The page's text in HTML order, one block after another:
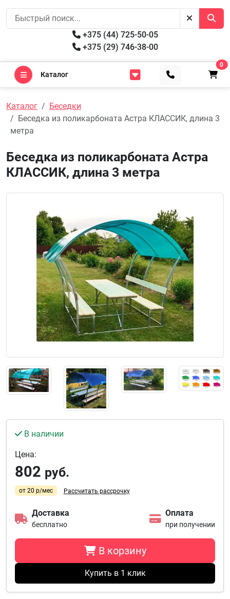
+375 (44) 725-50-05
+375 (29) 746-38-00
Каталог
0
Каталог
Беседки
Беседка из поликарбоната Астра КЛАССИК, длина 3
метра
Беседка из поликарбоната Астра
КЛАССИК, длина 3 метра
В наличии
Цена:
802 руб.
от 20 р/мес Рассчитать рассрочку
Доставка
бесплатно
Оплата
при получении
В корзину
Купить в 1 клик